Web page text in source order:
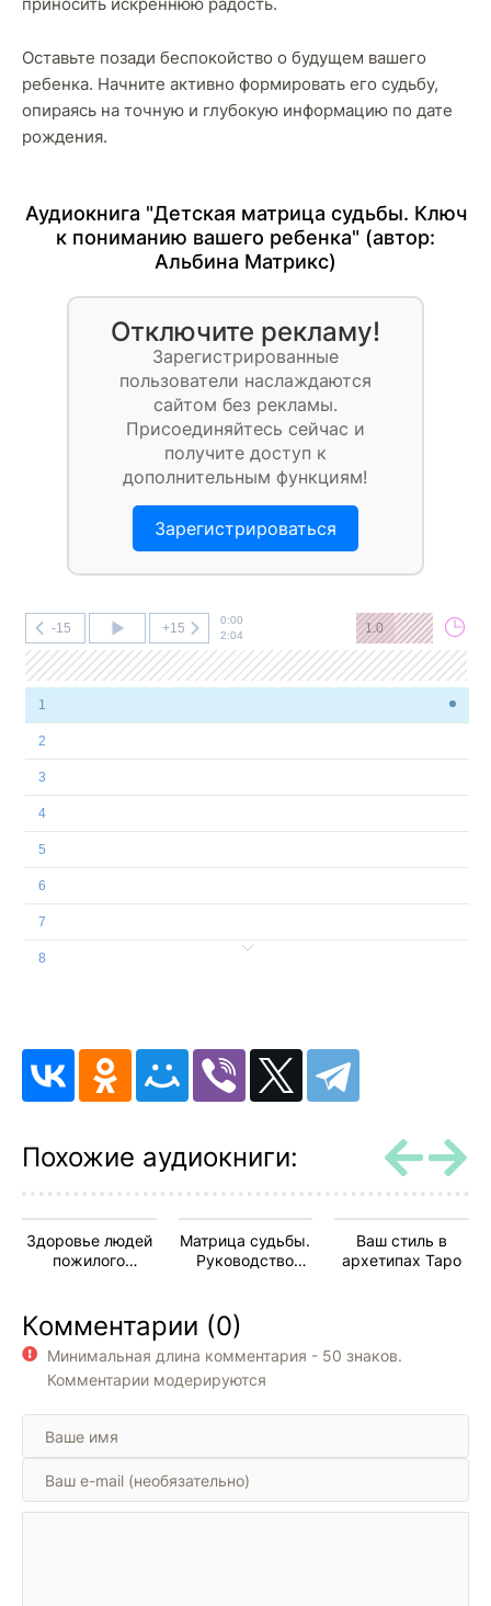
Оставьте позади беспокойство о будущем вашего
ребенка. Начните активно формировать его судьбу,
опираясь на точную и глубокую информацию по дате
рождения.
Аудиокнига "Детская матрица судьбы. Ключ
к пониманию вашего ребенка" (автор:
Альбина Матрикс)
Отключите рекламу!
Зарегистрированные
пользователи наслаждаются
сайтом без рекламы.
Присоединяйтесь сейчас и
получите доступ к
дополнительным функциям!
Зарегистрироваться
-15 +15
0:00
2:04
1.0
1
2
3
4
5
6
7
8
11
12
16
18
19
21
23
Похожие аудиокниги:
Здоровье людей
пожилого
Матрица судьбы.
Руководство
Ваш стиль в
архетипах Таро
Комментарии (0)
Минимальная длина комментария - 50 знаков.
Комментарии модерируются